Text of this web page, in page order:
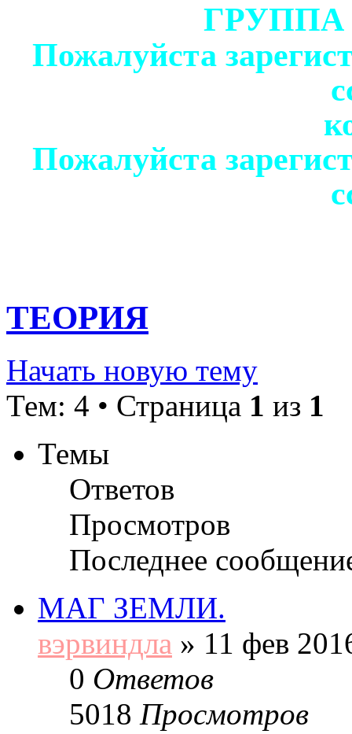
Пожалуйста
Пожалуйста
ТЕОРИЯ
Начать новую тему
Тем: 4 • Страница 1 из 1
Темы
Ответов
Просмотров
Последнее
МАГ ЗЕМЛИ.
вэрвиндла » 11 фев
0 Ответов
5018 Просмотров